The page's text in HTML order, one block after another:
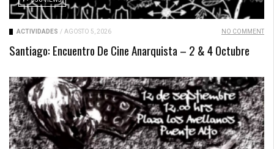
ACTIVIDADES / AGOSTO 5, 2026 NO COMMENT
Santiago: Encuentro De Cine Anarquista – 2 & 4 Octubre